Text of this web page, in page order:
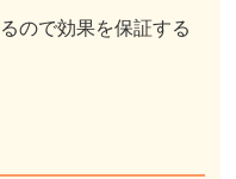
ので効果を保証する